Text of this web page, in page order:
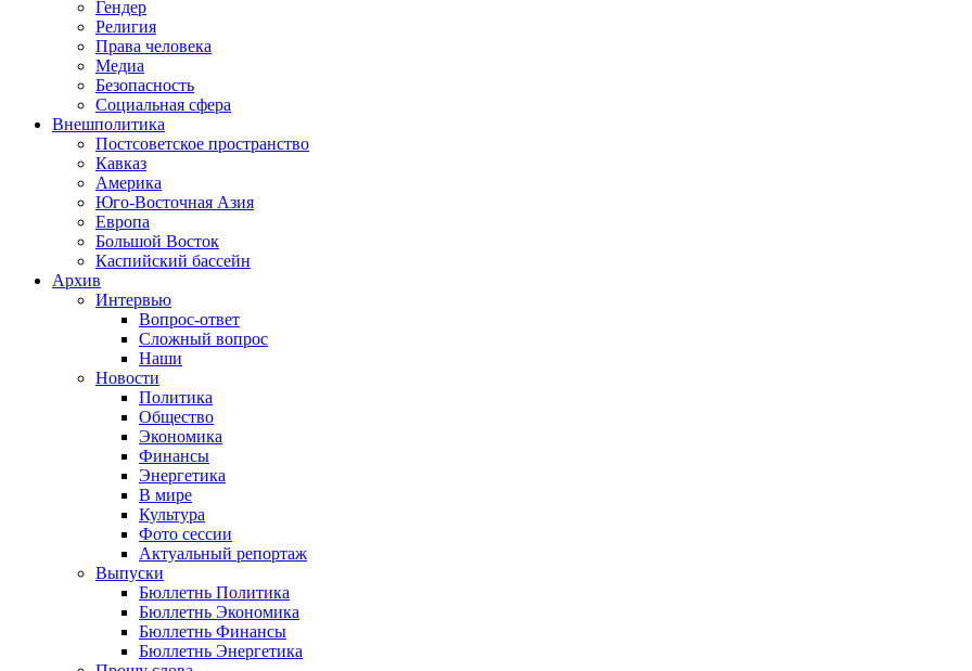
Гендер
Религия
Права человека
Медиа
Безопасность
Социальная сфера
Внешполитика
Постсоветское пространство
Кавказ
Америка
Юго-Восточная Азия
Европа
Большой Восток
Каспийский бассейн
Архив
Интервью
Вопрос-ответ
Сложный вопрос
Наши
Новости
Политика
Общество
Экономика
Финансы
Энергетика
В мире
Культура
Фото сессии
Актуальный репортаж
Выпуски
Бюллетнь Политика
Бюллетнь Экономика
Бюллетнь Финансы
Бюллетнь Энергетика